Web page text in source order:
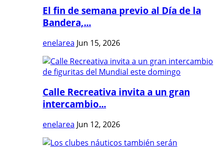
El fin de semana previo al Día de la
Bandera,...
enelarea Jun 15, 2026
Calle Recreativa invita a un gran
intercambio...
enelarea Jun 12, 2026